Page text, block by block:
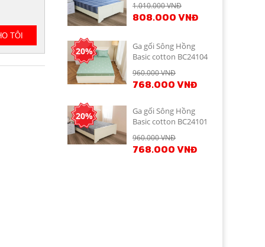
1.010.000 VNĐ
808.000 VNĐ
20%
Ga gối Sông Hồng
Basic cotton BC24104
960.000 VNĐ
768.000 VNĐ
20%
Ga gối Sông Hồng
Basic cotton BC24101
960.000 VNĐ
768.000 VNĐ